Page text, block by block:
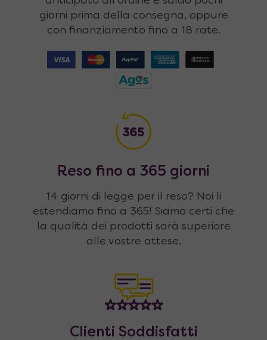
giorni prima della consegna, oppure
con finanziamento fino a 18 rate.
Reso fino a 365 giorni
14 giorni di legge per il reso? Noi li
estendiamo fino a 365! Siamo certi che
la qualità dei prodotti sarà superiore
alle vostre attese.
Clienti Soddisfatti